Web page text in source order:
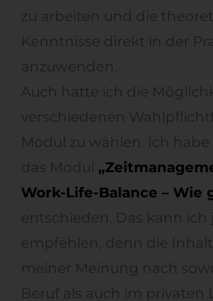
zu arbeiten und die
Kenntnisse direkt in der
anzuwenden.
Auch hatte ich die
verschiedenen
Modul zu wählen. Ich
das Modul
Work-Life-Balance – Wie
entschieden. Das kann ich
empfehlen, denn die
meiner Meinung nach
Beruf als auch im privaten